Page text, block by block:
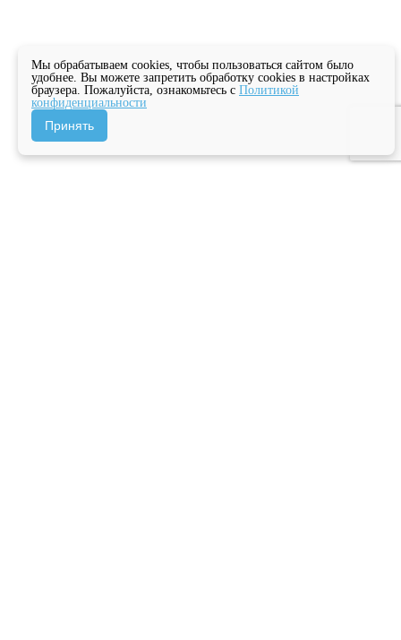
Мы обрабатываем cookies, чтобы пользоваться сайтом было
удобнее. Вы можете запретить обработку cookies в настройках
браузера. Пожалуйста, ознакомьтесь с Политикой
конфиденциальности
Принять